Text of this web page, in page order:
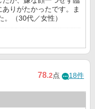
りがたかったです。ま
（30代／女性）
78.2点 18件